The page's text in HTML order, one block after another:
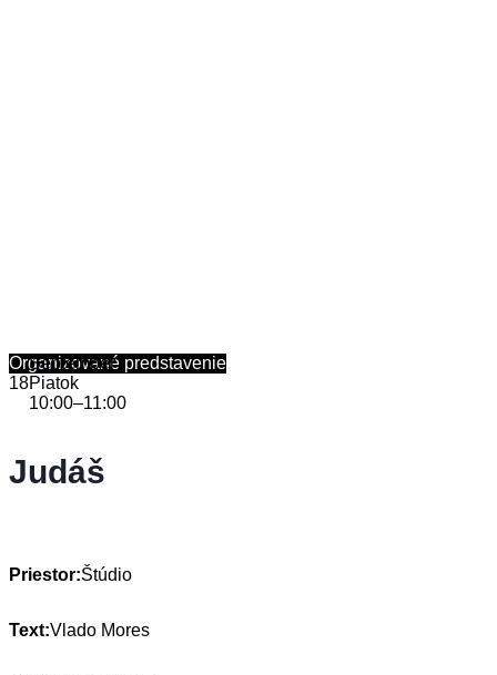
Organizované predstavenie
18
September
Piatok
10:00–11:00
Judáš
Priestor:Štúdio
Text:Vlado Mores